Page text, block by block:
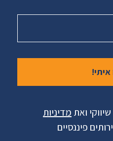
ואת מדיניות
פיננסיים